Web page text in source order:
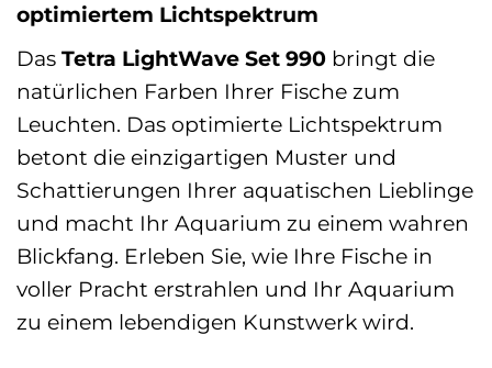
optimiertem Lichtspektrum
Das Tetra LightWave Set 990 bringt die
natürlichen Farben Ihrer Fische zum
Leuchten. Das optimierte Lichtspektrum
betont die einzigartigen Muster und
Schattierungen Ihrer aquatischen Lieblinge
und macht Ihr Aquarium zu einem wahren
Blickfang. Erleben Sie, wie Ihre Fische in
voller Pracht erstrahlen und Ihr Aquarium
zu einem lebendigen Kunstwerk wird.